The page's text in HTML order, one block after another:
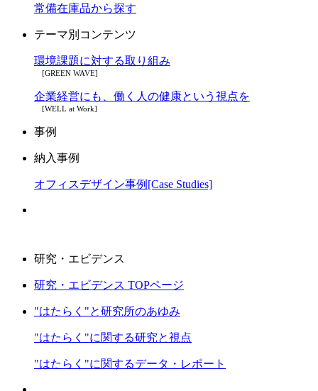
常備在庫品から探す
テーマ別コンテンツ
環境課題に対する取り組み
[GREEN WAVE]
企業経営にも、働く人の健康という視点を
[WELL at Work]
事例
納入事例
オフィスデザイン事例[Case Studies]
研究・エビデンス
研究・エビデンス TOPページ
"はたらく"と研究所のあゆみ
"はたらく"に関する研究と視点
"はたらく"に関するデータ・レポート